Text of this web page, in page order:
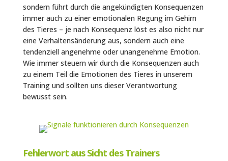
sondern führt durch die angekündigten Konsequenzen
immer auch zu einer emotionalen Regung im Gehirn
des Tieres – je nach Konsequenz löst es also nicht nur
eine Verhaltensänderung aus, sondern auch eine
tendenziell angenehme oder unangenehme Emotion.
Wie immer steuern wir durch die Konsequenzen auch
zu einem Teil die Emotionen des Tieres in unserem
Training und sollten uns dieser Verantwortung
bewusst sein.
Fehlerwort aus Sicht des Trainers